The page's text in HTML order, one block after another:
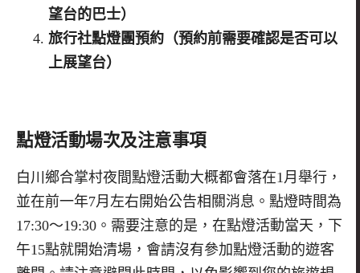
望台的巴士）
旅行社點燈團預約（預約前需要確認是否可以
上展望台）
點燈活動場次及注意事項
白川鄉合掌村夜間點燈活動大概都會落在1月舉行，
並在前一年7月左右開始公告相關消息。點燈時間為
17:30～19:30。需要注意的是，在點燈活動當天，下
午15點就開始清場，會請沒有參加點燈活動的遊客